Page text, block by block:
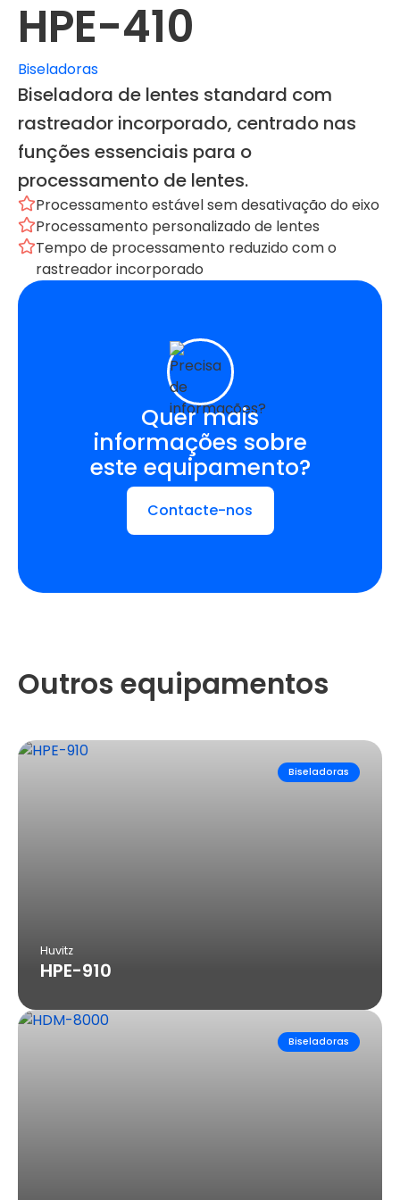
HPE-410
Biseladoras
Biseladora de lentes standard com
rastreador incorporado, centrado nas
funções essenciais para o
processamento de lentes.
Processamento estável sem desativação do eixo
Processamento personalizado de lentes
Tempo de processamento reduzido com o
rastreador incorporado
Quer mais
informações sobre
este equipamento?
Contacte-nos
Outros equipamentos
Biseladoras
Huvitz
HPE-910
Biseladoras